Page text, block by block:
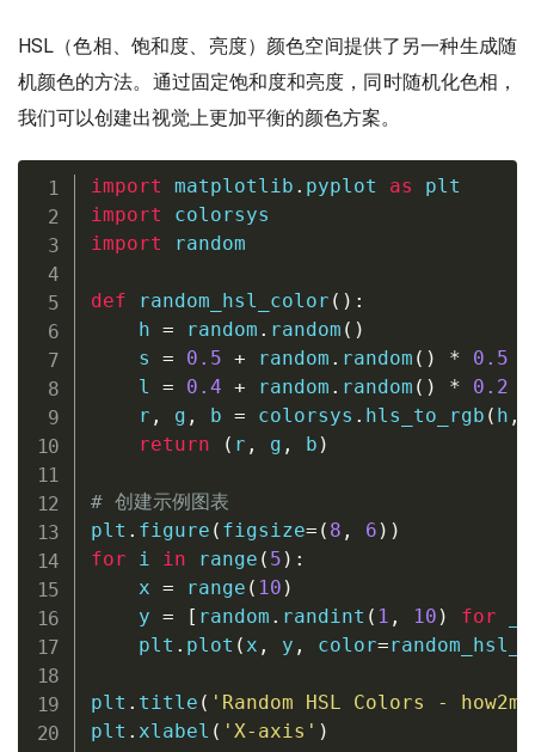
HSL（色相、饱和度、亮度）颜色空间提供了另一种生成随
机颜色的方法。通过固定饱和度和亮度，同时随机化色相，
我们可以创建出视觉上更加平衡的颜色方案。
import matplotlib . pyplot as
import
import random
def random_hsl_color ( ) :
    h
= random . random ( )
    s
= 0.5 + random . random ( ) * 0.5
    l
= 0.4 + random . random ( ) * 0.2
    r
, g , b = colorsys . hls_to_rgb ( h ,
return
( r , g , b )
# 创建示例图表
plt . figure ( figsize= ( 8 , 6 ) )
for i in range ( 5 ) :
    x
= range ( 10 )
    y
= [ random . randint ( 1 , 10 ) for
    plt
. plot ( x , y , color=
plt . title ( 'Random HSL Colors -
plt . xlabel ( 'X-axis' )